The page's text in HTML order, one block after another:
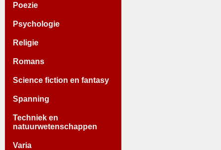
Poezie
Psychologie
Religie
Romans
Science fiction en fantasy
Spanning
Techniek en
natuurwetenschappen
Varia